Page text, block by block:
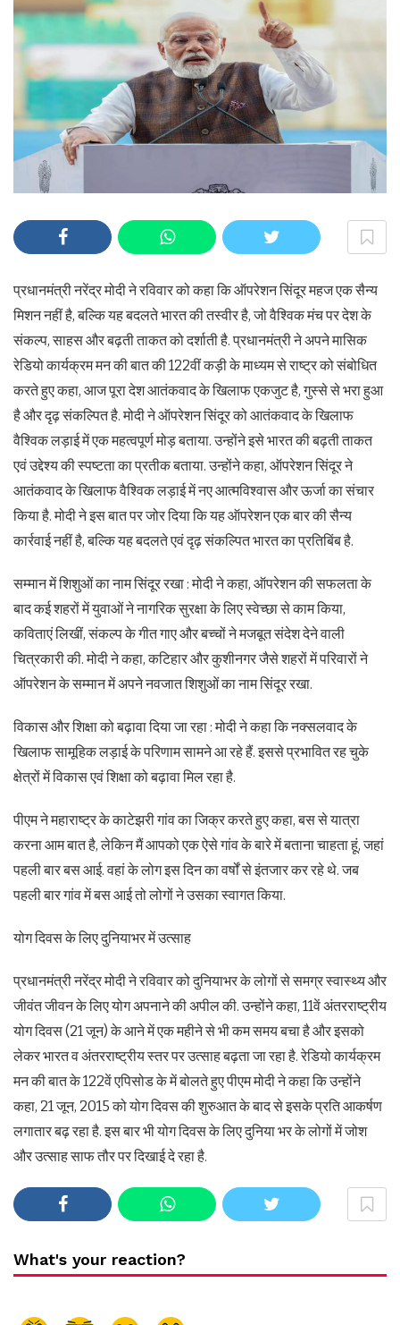
प्रधानमंत्री नरेंद्र मोदी ने रविवार को कहा कि ऑपरेशन सिंदूर महज एक सैन्य
मिशन नहीं है, बल्कि यह बदलते भारत की तस्वीर है, जो वैश्विक मंच पर देश के
संकल्प, साहस और बढ़ती ताकत को दर्शाती है. प्रधानमंत्री ने अपने मासिक
रेडियो कार्यक्रम मन की बात की 122वीं कड़ी के माध्यम से राष्ट्र को संबोधित
करते हुए कहा, आज पूरा देश आतंकवाद के खिलाफ एकजुट है, गुस्से से भरा हुआ
है और दृढ़ संकल्पित है. मोदी ने ऑपरेशन सिंदूर को आतंकवाद के खिलाफ
वैश्विक लड़ाई में एक महत्वपूर्ण मोड़ बताया. उन्होंने इसे भारत की बढ़ती ताकत
एवं उद्देश्य की स्पष्टता का प्रतीक बताया. उन्होंने कहा, ऑपरेशन सिंदूर ने
आतंकवाद के खिलाफ वैश्विक लड़ाई में नए आत्मविश्वास और ऊर्जा का संचार
किया है. मोदी ने इस बात पर जोर दिया कि यह ऑपरेशन एक बार की सैन्य
कार्रवाई नहीं है, बल्कि यह बदलते एवं दृढ़ संकल्पित भारत का प्रतिबिंब है.
सम्मान में शिशुओं का नाम सिंदूर रखा : मोदी ने कहा, ऑपरेशन की सफलता के
बाद कई शहरों में युवाओं ने नागरिक सुरक्षा के लिए स्वेच्छा से काम किया,
कविताएं लिखीं, संकल्प के गीत गाए और बच्चों ने मजबूत संदेश देने वाली
चित्रकारी की. मोदी ने कहा, कटिहार और कुशीनगर जैसे शहरों में परिवारों ने
ऑपरेशन के सम्मान में अपने नवजात शिशुओं का नाम सिंदूर रखा.
विकास और शिक्षा को बढ़ावा दिया जा रहा : मोदी ने कहा कि नक्सलवाद के
खिलाफ सामूहिक लड़ाई के परिणाम सामने आ रहे हैं. इससे प्रभावित रह चुके
क्षेत्रों में विकास एवं शिक्षा को बढ़ावा मिल रहा है.
पीएम ने महाराष्ट्र के काटेझरी गांव का जिक्र करते हुए कहा, बस से यात्रा
करना आम बात है, लेकिन मैं आपको एक ऐसे गांव के बारे में बताना चाहता हूं, जहां
पहली बार बस आई. वहां के लोग इस दिन का वर्षों से इंतजार कर रहे थे. जब
पहली बार गांव में बस आई तो लोगों ने उसका स्वागत किया.
योग दिवस के लिए दुनियाभर में उत्साह
प्रधानमंत्री नरेंद्र मोदी ने रविवार को दुनियाभर के लोगों से समग्र स्वास्थ्य और
जीवंत जीवन के लिए योग अपनाने की अपील की. उन्होंने कहा, 11वें अंतरराष्ट्रीय
योग दिवस (21 जून) के आने में एक महीने से भी कम समय बचा है और इसको
लेकर भारत व अंतरराष्ट्रीय स्तर पर उत्साह बढ़ता जा रहा है. रेडियो कार्यक्रम
मन की बात के 122वें एपिसोड के में बोलते हुए पीएम मोदी ने कहा कि उन्होंने
कहा, 21 जून, 2015 को योग दिवस की शुरुआत के बाद से इसके प्रति आकर्षण
लगातार बढ़ रहा है. इस बार भी योग दिवस के लिए दुनिया भर के लोगों में जोश
और उत्साह साफ तौर पर दिखाई दे रहा है.
What's your reaction?